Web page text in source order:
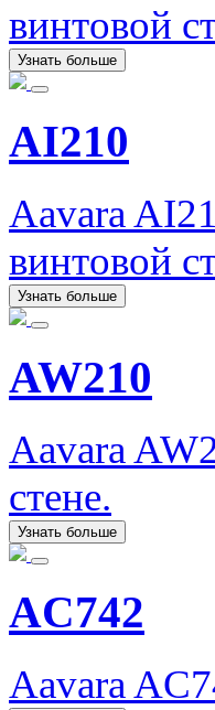
винтовой
Узнать больше
AI210
Aavara
винтовой
Узнать больше
AW210
Aavara
стене.
Узнать больше
AC742
Aavara